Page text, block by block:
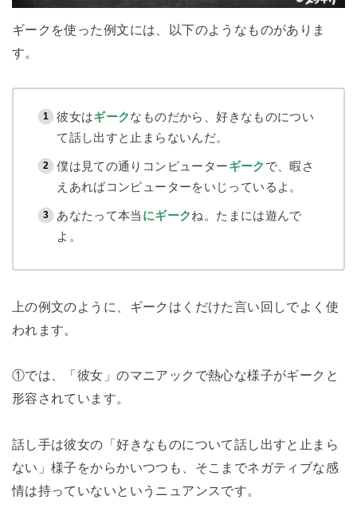
ギークを使った例文には、以下のようなものがありま
す。
彼女はギークなものだから、好きなものについ
て話し出すと止まらないんだ。
僕は見ての通りコンピューターギーク で、暇さ
えあればコンピューターをいじっているよ。
あなたって本当 にギークね。たまには遊んで
よ。
上の例文のように、ギークはくだけた言い回しでよく使
われます。
①では、「彼女」のマニアックで熱心な様子がギークと
形容されています。
話し手は彼女の「好きなものについて話し出すと止まら
ない」様子をからかいつつも、そこまでネガティブな感
情は持っていないというニュアンスです。